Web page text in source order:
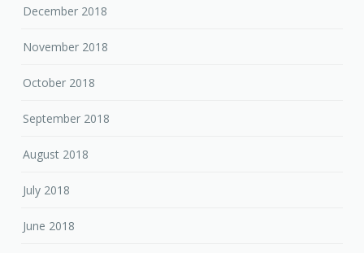
December 2018
November 2018
October 2018
September 2018
August 2018
July 2018
June 2018